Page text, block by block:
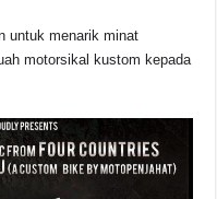
untuk menarik minat
motorsikal kustom kepada